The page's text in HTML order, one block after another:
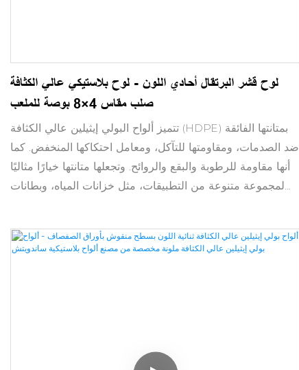
لوح قشر البرتقال أحادي اللون - لوح بلاستيكي عالي الكثافة
صلب مقاس 4×8 بوصة للملعب
تتميز ألواح البولي إيثيلين عالي الكثافة (HDPE) بمتانتها الفائقة
ضد الصدمات، ومقاومتها للتآكل، ومعامل احتكاكها المنخفض. كما
أنها مقاومة للرطوبة والبقع والروائح. وتجعلها متانتها خيارًا مثاليًا
لمجموعة متنوعة من التطبيقات، مثل خزانات المياه، وبطانات
من الإشعاع في تطبيقات المنشآت النووية.